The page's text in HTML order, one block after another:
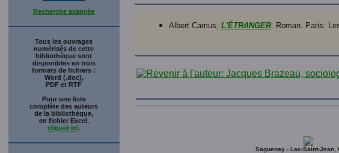
Recherche avancée
Tous les ouvrages
numérisés de cette
bibliothèque sont
disponibles en trois
formats de fichiers :
Word (.doc),
PDF et RTF
Pour une liste
complète des auteurs
de la bibliothèque,
en fichier Excel,
cliquer ici.
Albert Camus, L'ÉTRANGER. Roman. Paris:
Saguenay - Lac-Saint-Jean,